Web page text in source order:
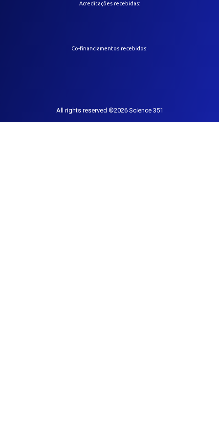
Acreditações recebidas:
Co-financiamentos recebidos:
All rights reserved ©2026 Science 351